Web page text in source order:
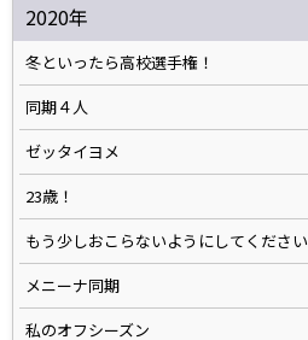
2020年
冬といったら高校選手権！
同期４人
ゼッタイヨメ
23歳！
もう少しおこらないようにしてください
メニーナ同期
私のオフシーズン